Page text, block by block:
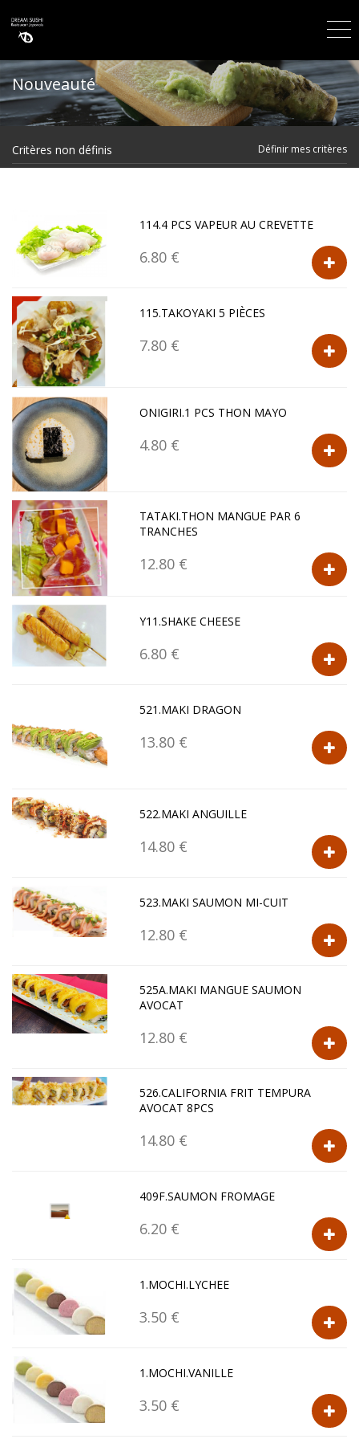
Nouveauté
Critères non définis Définir mes critères
114.4 PCS VAPEUR AU CREVETTE
6.80 €
115.TAKOYAKI 5 PIÈCES
7.80 €
ONIGIRI.1 PCS THON MAYO
4.80 €
TATAKI.THON MANGUE PAR 6
TRANCHES
12.80 €
Y11.SHAKE CHEESE
6.80 €
521.MAKI DRAGON
13.80 €
522.MAKI ANGUILLE
14.80 €
523.MAKI SAUMON MI-CUIT
12.80 €
525A.MAKI MANGUE SAUMON
AVOCAT
12.80 €
526.CALIFORNIA FRIT TEMPURA
AVOCAT 8PCS
14.80 €
409F.SAUMON FROMAGE
6.20 €
1.MOCHI.LYCHEE
3.50 €
1.MOCHI.VANILLE
3.50 €